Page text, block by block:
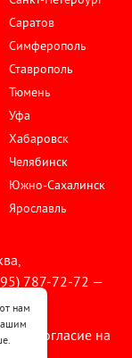
Саратов
Симферополь
Ставрополь
Тюмень
Уфа
Хабаровск
Челябинск
Южно-Сахалинск
Ярославль
787-72-72 —
Согласие на
нам